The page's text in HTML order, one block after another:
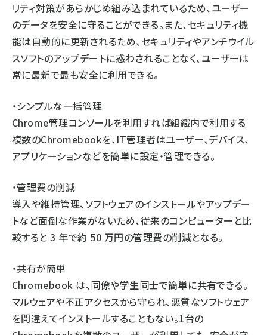
リティ対策があらかじめ組み込まれているため、ユーザー
のデータを安全に守ることができる。また、セキュリティ機
能は自動的に更新されるため、セキュリティやアンチウイル
スソフトのアップデートに惑わされることなく、ユーザーは
常に最新で最も安全に利用できる。
・シンプルな一括管理
Chrome管理コンソールを利用すれば組織内で利用する
複数のChromebookを、IT管理者はユーザー、デバイス、
アプリケーションなどを簡単に設定・管理できる。
・管理費の削減
導入や維持管理、ソフトウェアのインストールやアップデー
トなど面倒な作業がないため、従来のコンピューターと比
較すると 3 年で約 50 万円の管理費の削減となる。
・共有が簡単
Chromebook は、同僚や学生同士で簡単に共有できる。
マルウェアや不正アクセスから守られ、悪質なソフトウェア
を間違えてインストールすることもない。1台の